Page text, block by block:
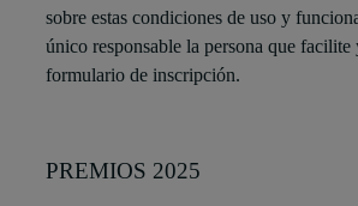
sobre estas condiciones de uso y
único responsable la persona que facilite
formulario de inscripción.
PREMIOS 2025